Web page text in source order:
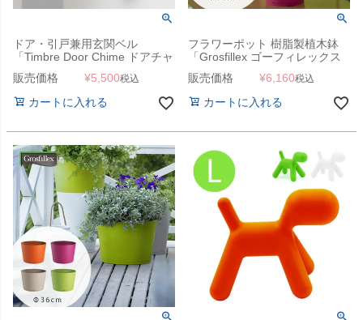
ドア・引戸兼用玄関ベル
「Timbre Door Chime ドアチャ
イム Bo」
販売価格 ¥5,500税込
カートに入れる
フラワーポット 樹脂製植木鉢
「Grosfillex ゴーフィレックス
TOKYO プランター Solo 直径
40cm （約13号深鉢）」
販売価格 ¥6,160税込
カートに入れる